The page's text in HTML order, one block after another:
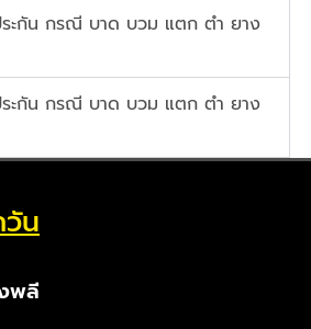
ระกัน กรณี บาด บวม แตก ตำ ยาง
ระกัน กรณี บาด บวม แตก ตำ ยาง
วัน
พลี